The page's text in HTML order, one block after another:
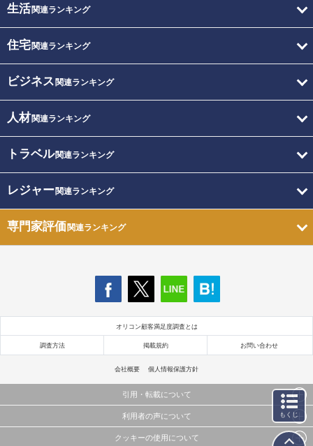
生活関連ランキング
住宅関連ランキング
ビジネス 関連ランキング
人材関連ランキング
トラベル関連ランキング
レジャー関連ランキング
専門家評価関連ランキング
オリコン顧客満足度調査とは
調査方法 掲載規約 お問い合わせ
会社概要 個人情報保護方針
引用・転載について
当サイトで公開されている情報（文字、写真、イラスト、画像データ等）及びこれらの配置・
これらの情報を権利者の許可なく無断転載・複製などの二次利用を行うことは固く禁じており
利用者の声について
当サイトに掲載している内容はすべてサービスの利用者が提出された見解・感想です。
クッキーの使用について
もくじ